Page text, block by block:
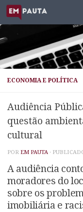
Skip to content
ECONOMIA E POLÍTICA
Audiência
questão
cultural
POR EM PAUTA ·
A audiência
moradores do
sobre os
imobiliária e